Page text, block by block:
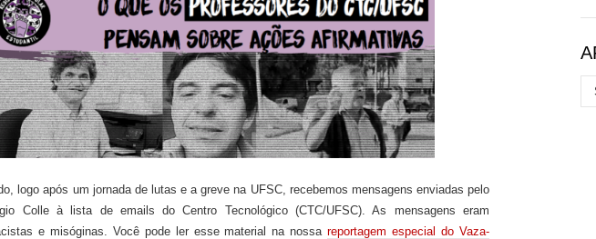
logo após um jornada de lutas eagreve na UFSC, recebemos mensagens enviadas pelo
Colle à lista de emails do Centro Tecnológico (CTC/UFSC) .As mensagens eram
s e misóginas . Você pode ler esse material na nossareportagem especial do Vaza-